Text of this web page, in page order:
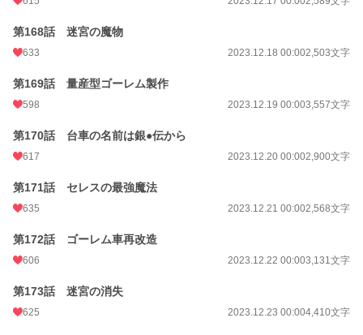
第168話 迷宮の魔物
633 2023.12.18 00:002,503文字
第169話 量産型ゴーレム製作
598 2023.12.19 00:003,557文字
第170話 台車の名前は銀●伝から
617 2023.12.20 00:002,900文字
第171話 セレスの最強魔法
635 2023.12.21 00:002,568文字
第172話 ゴーレム車再改造
606 2023.12.22 00:003,131文字
第173話 迷宮の消失
625 2023.12.23 00:004,410文字